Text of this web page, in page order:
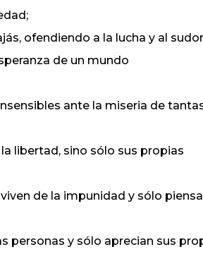
ofendiendo a la lucha y al
de un mundo
ante la miseria de
libertad, sino sólo sus propias
de la impunidad y sólo
personas y sólo aprecian sus